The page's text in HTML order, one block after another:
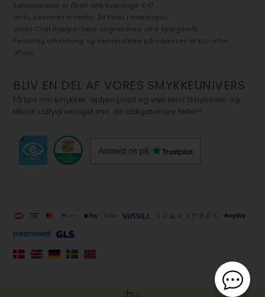
Kundeservice er åben alle hverdage 9-17.
Mails besvares indenfor 24 timer i hverdagen.
Vores Chat hjælper hele døgnet med dine spørgsmål.
Personlig afhentning og henvendelse på adressen er kun efter
aftale.
BLIV EN DEL AF VORES SMYKKEUNIVERS
Få tips om smykker, optjen point og vær først til nyheder og
tilbud. Udfyld venligst min. de obligatoriske felter*